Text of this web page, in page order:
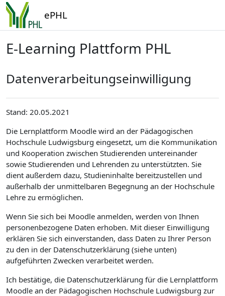
Zum Hauptinhalt
ePHL
E-Learning Plattform PHL
Datenverarbeitungseinwilligung
Stand: 20.05.2021
Die Lernplattform Moodle wird an der Pädagogischen
Hochschule Ludwigsburg eingesetzt, um die Kommunikation
und Kooperation zwischen Studierenden untereinander
sowie Studierenden und Lehrenden zu unterstützten. Sie
dient außerdem dazu, Studieninhalte bereitzustellen und
außerhalb der unmittelbaren Begegnung an der Hochschule
Lehre zu ermöglichen.
Wenn Sie sich bei Moodle anmelden, werden von Ihnen
personenbezogene Daten erhoben. Mit dieser Einwilligung
erklären Sie sich einverstanden, dass Daten zu Ihrer Person
zu den in der Datenschutzerklärung (siehe unten)
aufgeführten Zwecken verarbeitet werden.
Ich bestätige, die Datenschutzerklärung für die Lernplattform
Moodle an der Pädagogischen Hochschule Ludwigsburg zur